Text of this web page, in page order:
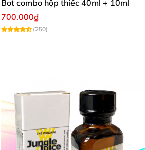
Bot combo hộp thiếc 40ml + 10ml
700.000₫
(250)